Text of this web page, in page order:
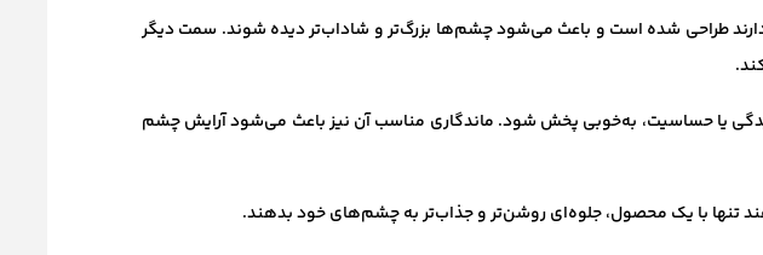
طراحی شده است و باعث می‌شود چشم‌ها بزرگ‌تر و شاداب‌تر دیده شوند. سمت دیگر
یا حساسیت، به‌خوبی پخش شود. ماندگاری مناسب آن نیز باعث می‌شود آرایش چشم
تنها با یک محصول، جلوه‌ای روشن‌تر و جذاب‌تر به چشم‌های خود بدهند.